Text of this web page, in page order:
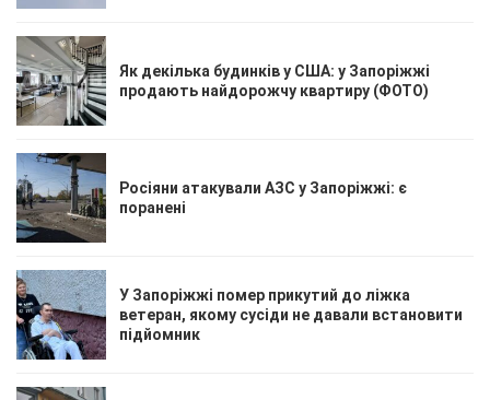
Як декілька будинків у США: у Запоріжжі
продають найдорожчу квартиру (ФОТО)
Росіяни атакували АЗС у Запоріжжі: є
поранені
У Запоріжжі помер прикутий до ліжка
ветеран, якому сусіди не давали встановити
підйомник